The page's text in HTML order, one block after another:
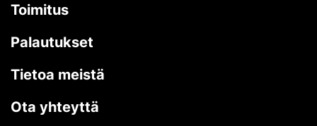
Toimitus
Palautukset
Tietoa meistä
Ota yhteyttä